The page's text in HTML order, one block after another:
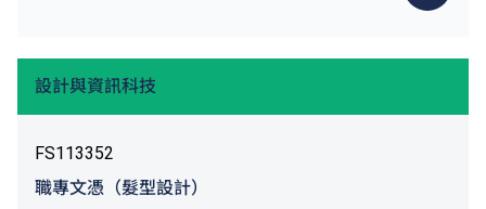
設計與資訊科技
FS113352
職專文憑（髮型設計）